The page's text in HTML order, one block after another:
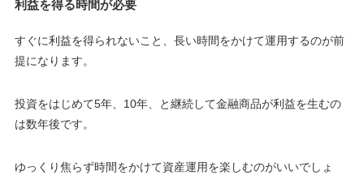
利益を得る時間が必要
すぐに利益を得られないこと、長い時間をかけて運用するのが前
提になります。
投資をはじめて5年、10年、と継続して金融商品が利益を生むの
は数年後です。
ゆっくり焦らず時間をかけて資産運用を楽しむのがいいでしょ